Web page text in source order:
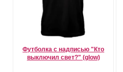
Футболка с надписью "Кто
выключил свет?" (glow)